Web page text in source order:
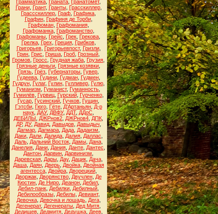
Грамматика Граната Гранатомёт,
Грани, Грант, Гранты, Грасскиллер,
Грассскиллер Граф Графика
Графин, Графиня де Торби,
Графоман, Графомания,
Графоманка, Графоманство,
Графоманы Грейс Грек Грекова
Грелка, Грех Греция, Грибков,
Григорьев, Григорьевпост, Гризли,
Грин Грис Гриша Гроб Грозный
Громов Гросс Грудная жаба Грузия
Грязные деньги Грязные козявки
Грязь Грёз Губернаторы Гувер
Гудеева, Гудини, Гудман, Гудмен,
Гудрун, Гулаг, Гулин, Гулливер, Гулю,
Гуманизм
Гуманист, Гуманность
Гумилёв, Гурвиц, Гурский, Гурченко,
Гусар Гусинский Гучков Гущин
Гэтсби, Гюго, Гёте, Д'Артаньян, Д-р
наук ДАУ, ДВФУ, ДДТ, ДДоС
ДЕБИЛЫ
ДЖРнов2 ДЖРнов4 ДПК
ДР, ДУ, Давид, Давыдов, Давыдыч
Дагмар Дагмара Дада Дадаизм
Даки, Дали, Далида, Далия, Даллас
Даль, Дальний Восток, Дамы, Дана,
Данелия Дани Дания Данте Дантес
Дантон Дарвин Дарвинизм
Даревская, Дары, Дау, Дацик, Дача,
Даша, Даян, Дверь, Двойка, Двойная
агентесса, Двойра, Дворецкий,
Дворжак, Дворянство, Двучлен, Де
Кюстин Де Ниро Деанон Дебил
Дебил-панк Дебилки Дебилный
Дебилообразы, Дебилы, Девиант,
Девочка, Девочка и лошадь, Дега,
Дегенерат, Дегенераты Дед Митя
Дедищев, Дедмитя, Дедушка, Деев,